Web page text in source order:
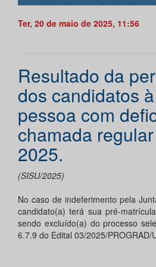
Ter, 20 de maio de 2025, 11:56
Resultado da
dos candidatos
pessoa com
chamada
2025.
(SISU/2025)
No caso de indeferimento pela
candidato(a) terá sua pré-
sendo excluído(a) do processo
6.7.9 do Edital 03/2025/PROGRAD/